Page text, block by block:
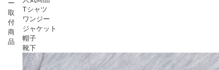
ー
取
付
商
品
Tシャツ
ワンジー
ジャケット
帽子
靴下